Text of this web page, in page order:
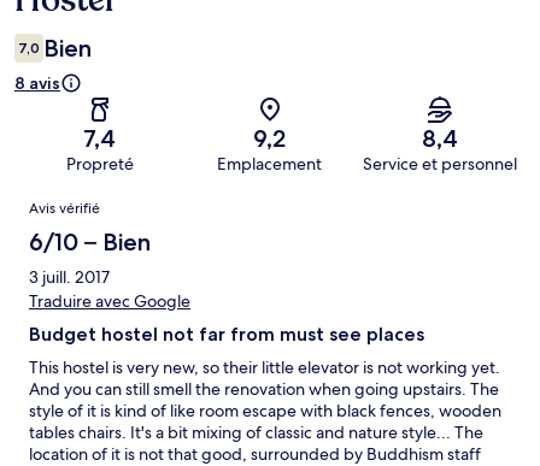
7,0 Bien
8 avis
7,4
Propreté
9,2
Emplacement
8,4
Service et personnel
Avis
Avis vérifié
6/10 – Bien
3 juill. 2017
Traduire avec Google
Budget hostel not far from must see places
This hostel is very new, so their little elevator is not working yet.
And you can still smell the renovation when going upstairs. The
style of it is kind of like room escape with black fences, wooden
tables chairs. It's a bit mixing of classic and nature style... The
location of it is not that good, surrounded by Buddhism staff